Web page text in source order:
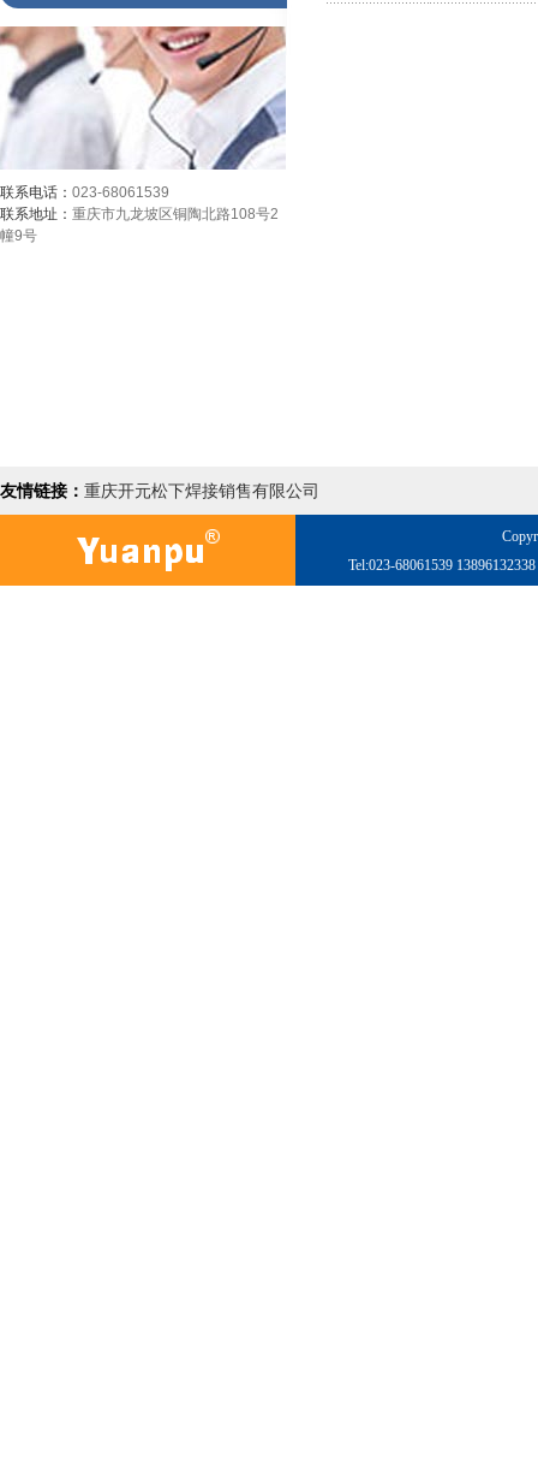
联系电话： 023-68061539
联系地址： 重庆市九龙坡区铜陶北路108号2
幢9号
友情链接： 重庆开元松下焊接销售有限公司
Tel:023-68061539